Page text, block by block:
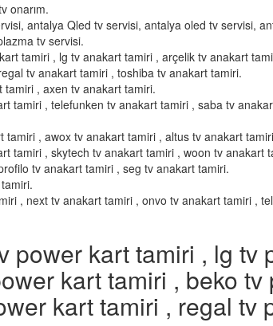
onarım.
antalya Qled tv servisi, antalya oled tv servisi,
tv servisi.
tamiri , lg tv anakart tamiri , arçelik tv anakart
tv anakart tamiri , toshiba tv anakart tamiri.
tamiri , axen tv anakart tamiri.
tamiri , telefunken tv anakart tamiri , saba tv
tamiri , awox tv anakart tamiri , altus tv anakart
tamiri , skytech tv anakart tamiri , woon tv anakart
tv anakart tamiri , seg tv anakart tamiri.
, next tv anakart tamiri , onvo tv anakart tamiri ,
power kart tamiri , lg tv
kart tamiri , beko
kart tamiri , regal tv